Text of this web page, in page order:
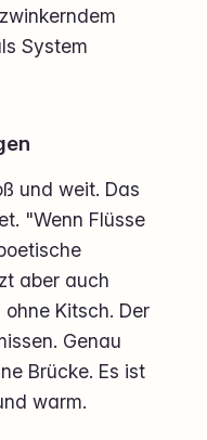
System
und weit. Das
"Wenn Flüsse
aber auch
Kitsch. Der
Genau
Brücke. Es ist
warm.